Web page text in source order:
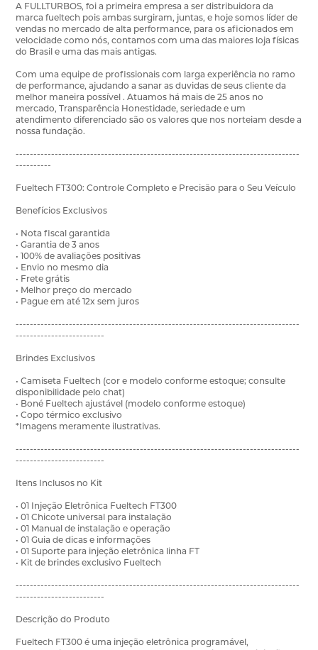
A FULLTURBOS, foi a primeira empresa a ser distribuidora da
marca fueltech pois ambas surgiram, juntas, e hoje somos líder de
vendas no mercado de alta performance, para os aficionados em
velocidade como nós, contamos com uma das maiores loja físicas
do Brasil e uma das mais antigas.
Com uma equipe de profissionais com larga experiência no ramo
de performance, ajudando a sanar as duvidas de seus cliente da
melhor maneira possível . Atuamos há mais de 25 anos no
mercado, Transparência Honestidade, seriedade e um
atendimento diferenciado são os valores que nos norteiam desde a
nossa fundação.
--------------------------------------------------------------------------------
----------
Fueltech FT300: Controle Completo e Precisão para o Seu Veículo
Benefícios Exclusivos
• Nota fiscal garantida
• Garantia de 3 anos
• 100% de avaliações positivas
• Envio no mesmo dia
• Frete grátis
• Melhor preço do mercado
• Pague em até 12x sem juros
--------------------------------------------------------------------------------
-------------------------
Brindes Exclusivos
• Camiseta Fueltech (cor e modelo conforme estoque; consulte
disponibilidade pelo chat)
• Boné Fueltech ajustável (modelo conforme estoque)
• Copo térmico exclusivo
*Imagens meramente ilustrativas.
--------------------------------------------------------------------------------
-------------------------
Itens Inclusos no Kit
• 01 Injeção Eletrônica Fueltech FT300
• 01 Chicote universal para instalação
• 01 Manual de instalação e operação
• 01 Guia de dicas e informações
• 01 Suporte para injeção eletrônica linha FT
• Kit de brindes exclusivo Fueltech
--------------------------------------------------------------------------------
-------------------------
Descrição do Produto
Fueltech FT300 é uma injeção eletrônica programável,